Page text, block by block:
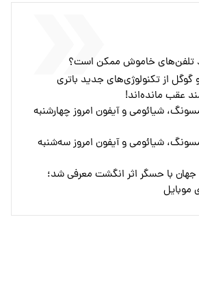
تلفن‌های خاموش ممکن است؟
از تکنولوژی‌های جدید باتری
عقب مانده‌اند!
شیائومی و آیفون امروز چهارشنبه
شیائومی و آیفون امروز سه‌شنبه
کوچک‌ترین SSD جهان با حسگر اثر انگشت معرفی شد؛
موبایل